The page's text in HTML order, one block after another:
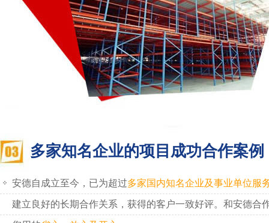
多家知名企业的项目成功合作案例
安德自成立至今，已为超过多家国内知名企业及事业单位服
建立良好的长期合作关系，获得的客户一致好评。和安德合